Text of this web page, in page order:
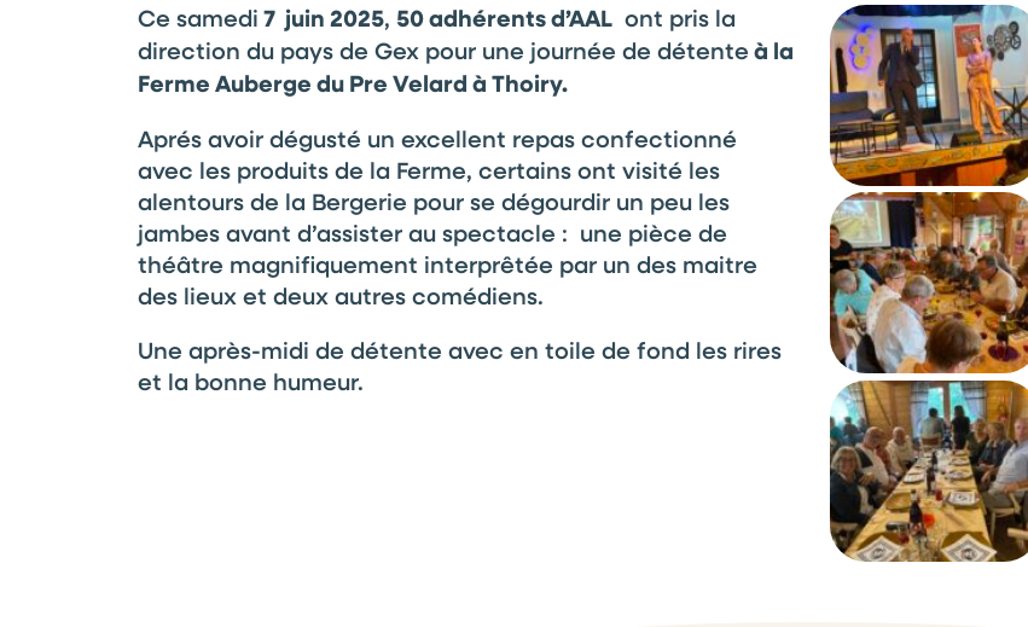
Ce samedi7 juin 2025, 50 adhérents d’AAL ont pris la
direction du pays de Gex pour une journée de détenteà la
Ferme Auberge du Pre Velard à Thoiry.
Aprés avoir dégusté un excellent repas confectionné
avec les produits de la Ferme, certains ont visité les
alentours de la Bergerie pour se dégourdir un peu les
jambes avant d’assister au spectacle : une pièce de
théâtre magnifiquement interprêtée par un des maitre
des lieux et deux autres comédiens.
Une après-midi de détente avec en toile de fond les rires
et la bonne humeur.